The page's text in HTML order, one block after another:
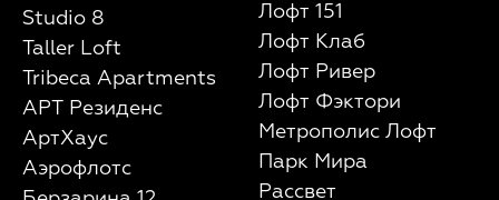
Studio 8
Taller Loft
Tribeca Apartments
АРТ Резиденс
АртХаус
Аэрофлотс
Лофт 151
Лофт Клаб
Лофт Ривер
Лофт Фэктори
Метрополис Лофт
Парк Мира
Рассвет